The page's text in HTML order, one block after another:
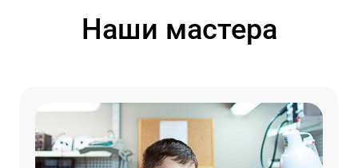
Наши мастера